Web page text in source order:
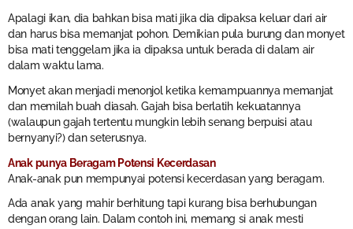
Apalagi ikan, dia bahkan bisa mati jika dia dipaksa keluar dari air
dan harus bisa memanjat pohon. Demikian pula burung dan monyet
bisa mati tenggelam jika ia dipaksa untuk berada di dalam air
dalam waktu lama.
Monyet akan menjadi menonjol ketika kemampuannya memanjat
dan memilah buah diasah. Gajah bisa berlatih kekuatannya
(walaupun gajah tertentu mungkin lebih senang berpuisi atau
bernyanyi?) dan seterusnya.
Anak punya Beragam Potensi Kecerdasan
Anak-anak pun mempunyai potensi kecerdasan yang beragam.
Ada anak yang mahir berhitung tapi kurang bisa berhubungan
dengan orang lain. Dalam contoh ini, memang si anak mesti